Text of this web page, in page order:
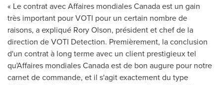
« Le contrat avec Affaires mondialesCanadaest un gain
très important pour VOTI pour un certain nombre de
raisons, a expliqué Rory Olson, président et chef de la
direction de VOTI Detection. Premièrement, la conclusion
d'un contrat à long terme avec un client prestigieux tel
qu'Affaires mondialesCanadaest de bon augure pour notre
carnet de commande, et il s'agit exactement du type